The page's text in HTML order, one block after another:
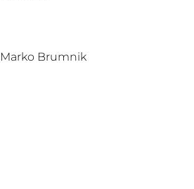
Brumnik